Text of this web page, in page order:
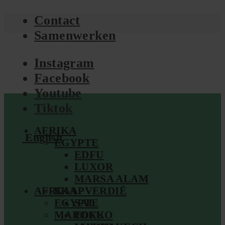
Contact
Samenwerken
Instagram
Facebook
Youtube
Tiktok
English
AFRIKA
EGYPTE
EDFU
LUXOR
MARSA ALAM
KAAPVERDIË
SAL
MAROKKO
AFRIKA
EGYPTE
EDFU